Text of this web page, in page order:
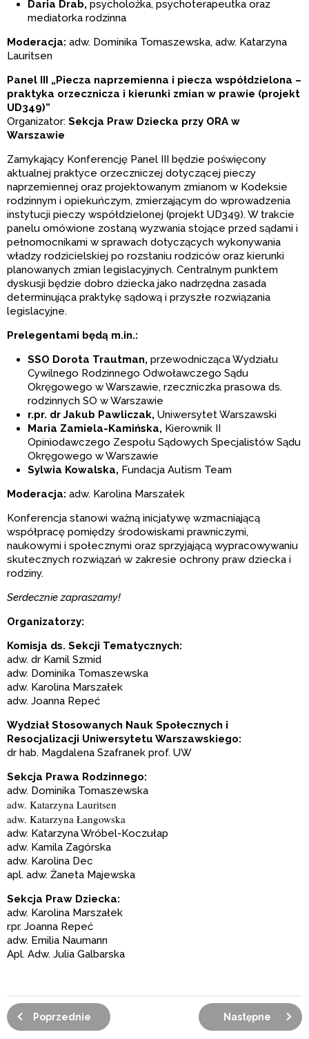
Daria Drab, psycholożka, psychoterapeutka oraz
mediatorka rodzinna
Moderacja: adw. Dominika Tomaszewska, adw. Katarzyna
Lauritsen
Panel III „Piecza naprzemienna i piecza współdzielona –
praktyka orzecznicza i kierunki zmian w prawie (projekt
UD349)”
Organizator: Sekcja Praw Dziecka przy ORA w
Warszawie
Zamykający Konferencję Panel III będzie poświęcony
aktualnej praktyce orzeczniczej dotyczącej pieczy
naprzemiennej oraz projektowanym zmianom w Kodeksie
rodzinnym i opiekuńczym, zmierzającym do wprowadzenia
instytucji pieczy współdzielonej (projekt UD349). W trakcie
panelu omówione zostaną wyzwania stojące przed sądami i
pełnomocnikami w sprawach dotyczących wykonywania
władzy rodzicielskiej po rozstaniu rodziców oraz kierunki
planowanych zmian legislacyjnych. Centralnym punktem
dyskusji będzie dobro dziecka jako nadrzędna zasada
determinująca praktykę sądową i przyszłe rozwiązania
legislacyjne.
Prelegentami będą m.in.:
SSO Dorota Trautman, przewodnicząca Wydziału
Cywilnego Rodzinnego Odwoławczego Sądu
Okręgowego w Warszawie, rzeczniczka prasowa ds.
rodzinnych SO w Warszawie
r.pr. dr Jakub Pawliczak, Uniwersytet Warszawski
Maria Zamiela-Kamińska, Kierownik II
Opiniodawczego Zespołu Sądowych Specjalistów Sądu
Okręgowego w Warszawie
Sylwia Kowalska, Fundacja Autism Team
Moderacja: adw. Karolina Marszałek
Konferencja stanowi ważną inicjatywę wzmacniającą
współpracę pomiędzy środowiskami prawniczymi,
naukowymi i społecznymi oraz sprzyjającą wypracowywaniu
skutecznych rozwiązań w zakresie ochrony praw dziecka i
rodziny.
Serdecznie zapraszamy!
Organizatorzy:
Komisja ds. Sekcji Tematycznych:
adw. dr Kamil Szmid
adw. Dominika Tomaszewska
adw. Karolina Marszałek
adw. Joanna Repeć
Wydział Stosowanych Nauk Społecznych i
Resocjalizacji Uniwersytetu Warszawskiego:
dr hab. Magdalena Szafranek prof. UW
Sekcja Prawa Rodzinnego:
adw. Dominika Tomaszewska
adw. Katarzyna Lauritsen
adw. Katarzyna Łangowska
adw. Katarzyna Wróbel-Koczułap
adw. Kamila Zagórska
adw. Karolina Dec
apl. adw. Żaneta Majewska
Sekcja Praw Dziecka:
adw. Karolina Marszałek
r.pr. Joanna Repeć
adw. Emilia Naumann
Apl. Adw. Julia Galbarska
Poprzednie Następne